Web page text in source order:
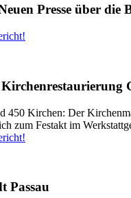
Presse über die
450 Kirchen: Der
zum Festakt im
Passau